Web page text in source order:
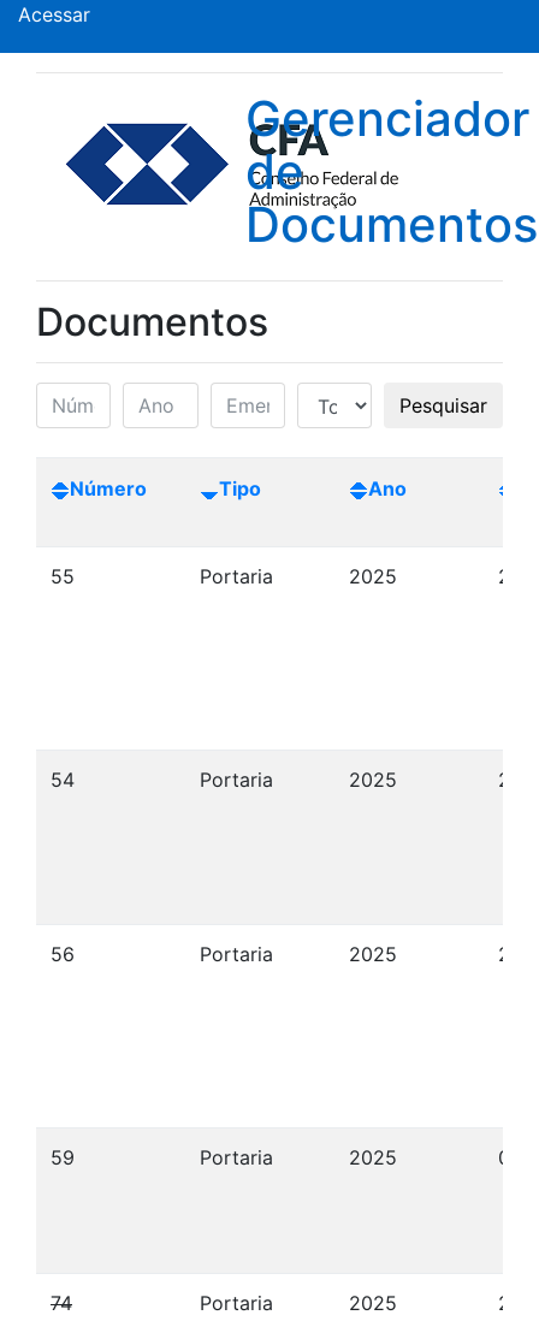
Acessar
Gerenciador
de
Documentos
Documentos
Pesquisar
Número Tipo Ano
55 Portaria 2025 24/
54 Portaria 2025 24/
56 Portaria 2025 24/
59 Portaria 2025 08/
74 Portaria 2025 26/